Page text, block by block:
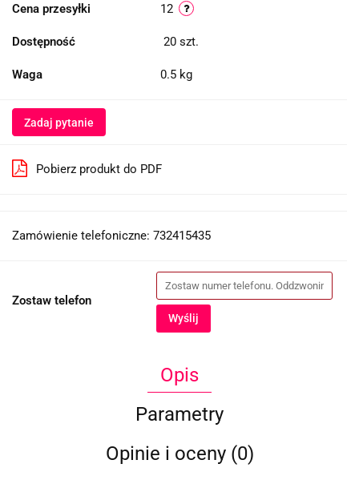
Cena przesyłki 12
Dostępność 20 szt.
Waga 0.5 kg
Zadaj pytanie
Pobierz produkt do PDF
Zamówienie telefoniczne: 732415435
Zostaw telefon
Wyślij
Opis
Parametry
Opinie i oceny (0)